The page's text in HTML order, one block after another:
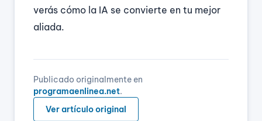
verás cómo la IA se convierte en tu mejor
aliada.
Publicado originalmente en
programaenlinea.net.
Ver artículo original